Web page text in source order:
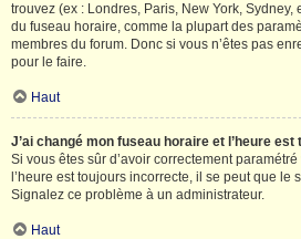
trouvez (ex : Londres, Paris, New York, Sydney,
du fuseau horaire, comme la plupart des
membres du forum. Donc si vous n’êtes pas
pour le faire.
Haut
J’ai changé mon fuseau horaire et l’heure
Si vous êtes sûr d’avoir correctement
l’heure est toujours incorrecte, il se peut que le
Signalez ce problème à un administrateur.
Haut